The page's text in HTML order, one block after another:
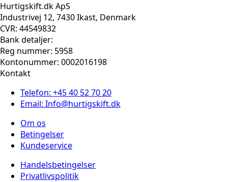
Hurtigskift.dk ApS
Industrivej 12, 7430 Ikast, Denmark
CVR: 44549832
Bank detaljer:
Reg nummer: 5958
Kontonummer: 0002016198
Kontakt
Telefon: +45 40 52 70 20
Email: Info@hurtigskift.dk
Om os
Betingelser
Kundeservice
Handelsbetingelser
Privatlivspolitik